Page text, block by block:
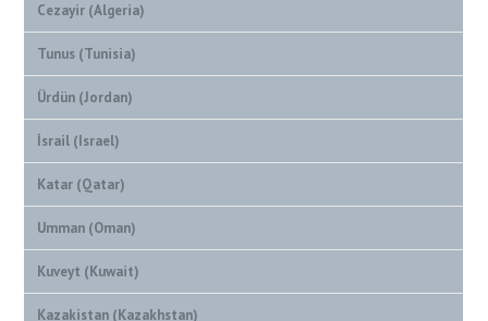
Cezayir (Algeria)
Tunus (Tunisia)
Ürdün (Jordan)
İsrail (Israel)
Katar (Qatar)
Umman (Oman)
Kuveyt (Kuwait)
Kazakistan (Kazakhstan)